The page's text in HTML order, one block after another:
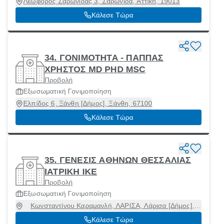
Κάλεσε Τώρα
34. ΓΟΝΙΜΟΤΗΤΑ - ΠΑΠΠΑΣ
ΧΡΗΣΤΟΣ MD PHD MSC
Προβολή
Εξωσωματική Γονιμοποίηση
Ελπίδος 6, Ξάνθη [Δήμος], Ξάνθη, 67100
Κάλεσε Τώρα
35. ΓΕΝΕΣΙΣ ΑΘΗΝΩΝ ΘΕΣΣΑΛΙΑΣ
ΙΑΤΡΙΚΗ ΙΚΕ
Προβολή
Εξωσωματική Γονιμοποίηση
Κωνσταντίνου Καραμανλή, ΛΑΡΙΣΑ, Λάρισα [Δήμος],
Λάρισα, 41335
Κάλεσε Τώρα